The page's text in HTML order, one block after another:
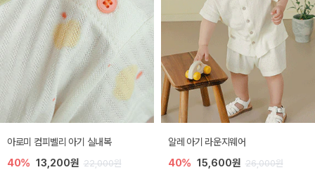
아로미 컴피벨리 아기 실내복
40% 13,200원 22,000원
알레 아기 라운지웨어
40% 15,600원 26,000원